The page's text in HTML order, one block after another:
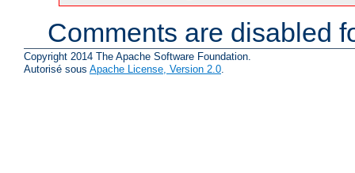
Comments are disabled
Copyright 2014 The Apache Software Foundation.
Autorisé sous Apache License, Version 2.0.